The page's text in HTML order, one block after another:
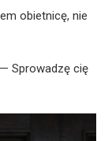
obietnicę, nie
Sprowadzę cię